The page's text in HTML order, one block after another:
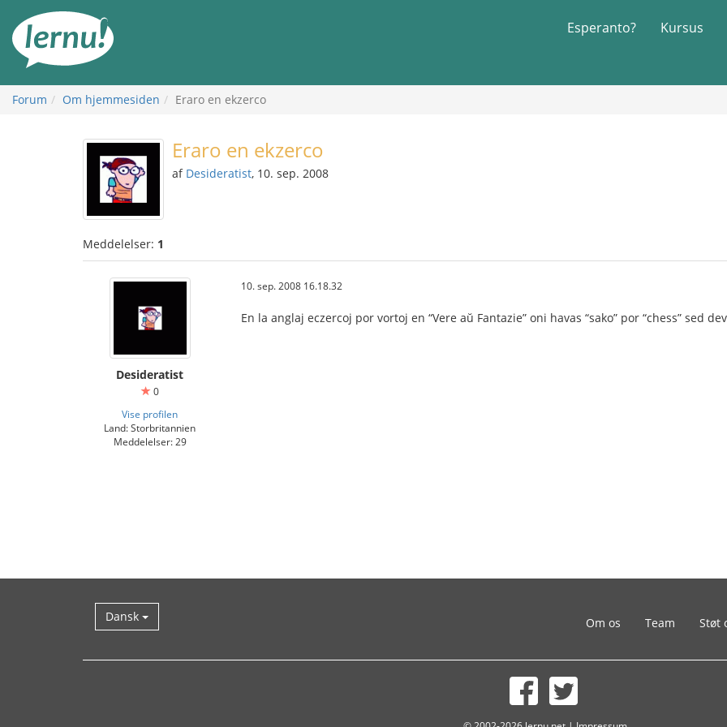
indholdet
Esperanto? Kursus
Forum Om hjemmesiden Eraro en ekzerco
Eraro en ekzerco
af Desideratist, 10. sep. 2008
Meddelelser: 1
Desideratist
0
Vise profilen
Land: Storbritannien
Meddelelser: 29
10. sep. 2008 16.18.32
En la anglaj eczercoj por vortoj en “Vere aŭ Fantazie” oni havas “sako” por “chess” sed
Dansk Om os Team Støt